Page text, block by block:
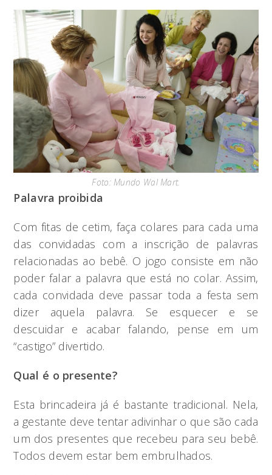
Foto: Mundo Wal Mart.
Palavra proibida
Com fitas de cetim, faça colares para cada uma
das convidadas com a inscrição de palavras
relacionadas ao bebê. O jogo consiste em não
poder falar a palavra que está no colar. Assim,
cada convidada deve passar toda a festa sem
dizer aquela palavra. Se esquecer e se
descuidar e acabar falando, pense em um
“castigo” divertido.
Qual é o presente?
Esta brincadeira já é bastante tradicional. Nela,
a gestante deve tentar adivinhar o que são cada
um dos presentes que recebeu para seu bebê.
Todos devem estar bem embrulhados.